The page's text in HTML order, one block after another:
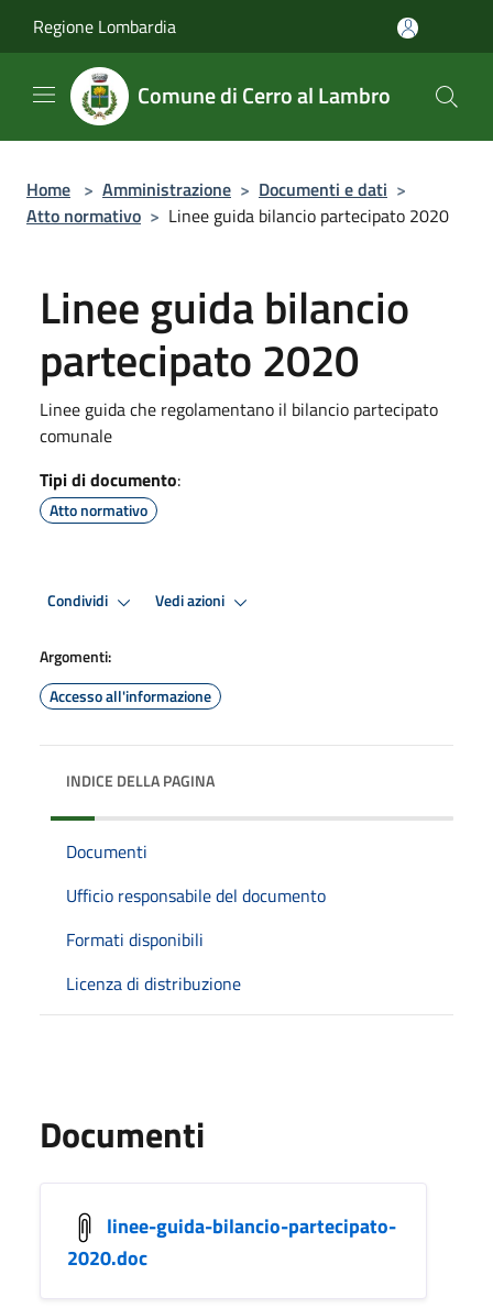
Regione Lombardia
Comune di Cerro al Lambro
Home > Amministrazione > Documenti e dati >
Atto normativo > Linee guida bilancio partecipato 2020
Linee guida bilancio
partecipato 2020
Linee guida che regolamentano il bilancio partecipato
comunale
Tipi di documento:
Atto normativo
Condividi Vedi azioni
Argomenti:
Accesso all'informazione
INDICE DELLA PAGINA
Documenti
Ufficio responsabile del documento
Formati disponibili
Licenza di distribuzione
Documenti
linee-guida-bilancio-partecipato-
2020.doc